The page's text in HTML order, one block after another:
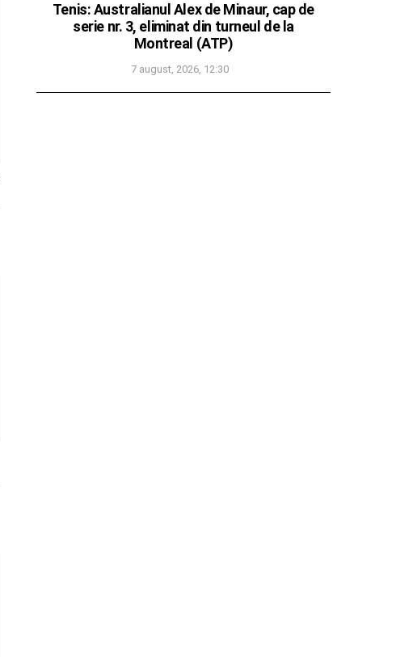
Tenis: Australianul Alex de Minaur, cap de
serie nr. 3, eliminat din turneul de la
Montreal (ATP)
7 august, 2026, 12:30